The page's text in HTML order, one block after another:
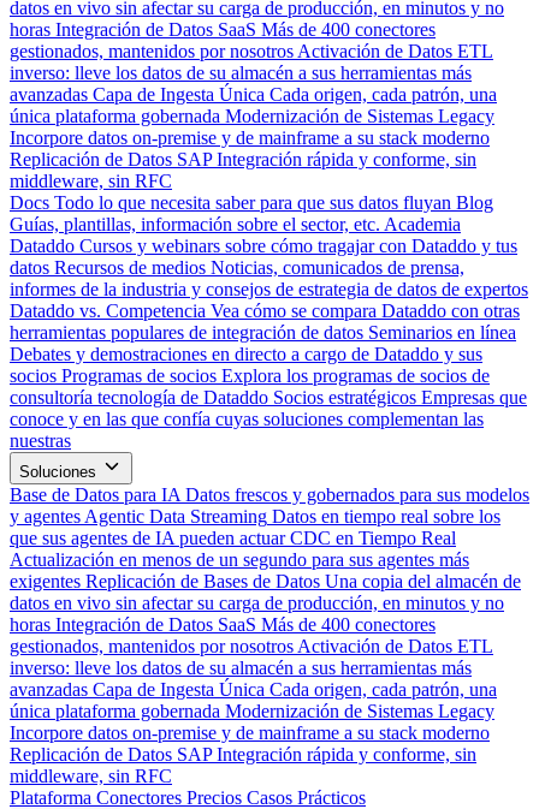
datos en vivo sin afectar su carga de producción, en minutos y no
horas Integración de Datos SaaS Más de 400 conectores
gestionados, mantenidos por nosotros Activación de Datos ETL
inverso: lleve los datos de su almacén a sus herramientas más
avanzadas Capa de Ingesta Única Cada origen, cada patrón, una
única plataforma gobernada Modernización de Sistemas Legacy
Incorpore datos on-premise y de mainframe a su stack moderno
Replicación de Datos SAP Integración rápida y conforme, sin
middleware, sin RFC
Docs Todo lo que necesita saber para que sus datos fluyan Blog
Guías, plantillas, información sobre el sector, etc. Academia
Dataddo Cursos y webinars sobre cómo tragajar con Dataddo y tus
datos Recursos de medios Noticias, comunicados de prensa,
informes de la industria y consejos de estrategia de datos de expertos
Dataddo vs. Competencia Vea cómo se compara Dataddo con otras
herramientas populares de integración de datos Seminarios en línea
Debates y demostraciones en directo a cargo de Dataddo y sus
socios Programas de socios Explora los programas de socios de
consultoría tecnología de Dataddo Socios estratégicos Empresas que
conoce y en las que confía cuyas soluciones complementan las
nuestras
Soluciones
Base de Datos para IA Datos frescos y gobernados para sus modelos
y agentes Agentic Data Streaming Datos en tiempo real sobre los
que sus agentes de IA pueden actuar CDC en Tiempo Real
Actualización en menos de un segundo para sus agentes más
exigentes Replicación de Bases de Datos Una copia del almacén de
datos en vivo sin afectar su carga de producción, en minutos y no
horas Integración de Datos SaaS Más de 400 conectores
gestionados, mantenidos por nosotros Activación de Datos ETL
inverso: lleve los datos de su almacén a sus herramientas más
avanzadas Capa de Ingesta Única Cada origen, cada patrón, una
única plataforma gobernada Modernización de Sistemas Legacy
Incorpore datos on-premise y de mainframe a su stack moderno
Replicación de Datos SAP Integración rápida y conforme, sin
middleware, sin RFC
Plataforma Conectores Precios Casos Prácticos